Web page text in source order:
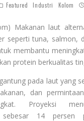
Featured Industri Kolom
Makanan laut
seperti tuna, salmon,
membantu
protein berkualitas
pada laut yang
dan
Proyeksi
sebesar 14